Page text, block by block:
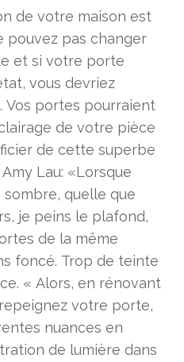
de votre maison est
pouvez pas changer
et si votre porte
vous devriez
portes pourraient
de votre pièce
de cette superbe
Lau: «Lorsque
quelle que
je peins le plafond,
de la même
foncé. Trop de teinte
« Alors, en rénovant
votre porte,
nuances en
de lumière dans